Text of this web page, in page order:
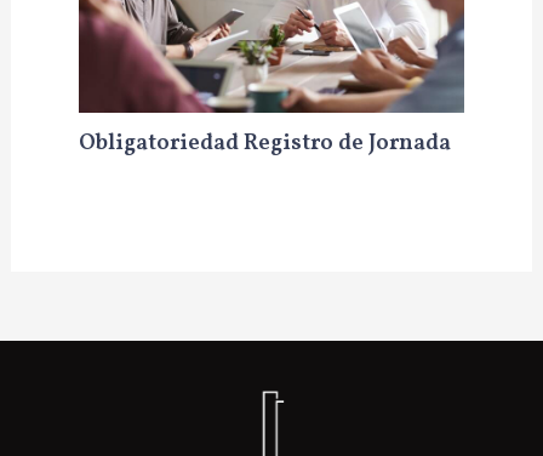
Obligatoriedad Registro de Jornada